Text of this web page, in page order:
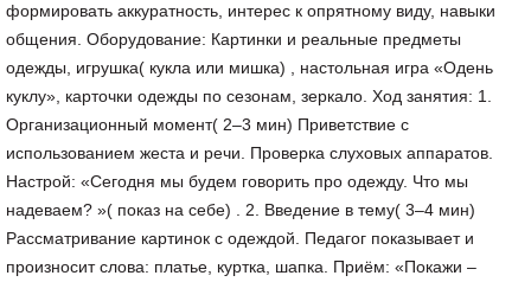
формировать аккуратность, интерес к опрятному виду, навыки
общения. Оборудование: Картинки и реальные предметы
одежды, игрушка( кукла или мишка) , настольная игра «Одень
куклу», карточки одежды по сезонам, зеркало. Ход занятия: 1.
Организационный момент( 2–3 мин) Приветствие с
использованием жеста и речи. Проверка слуховых аппаратов.
Настрой: «Сегодня мы будем говорить про одежду. Что мы
надеваем? »( показ на себе) . 2. Введение в тему( 3–4 мин)
Рассматривание картинок с одеждой. Педагог показывает и
произносит слова: платье, куртка, шапка. Приём: «Покажи –